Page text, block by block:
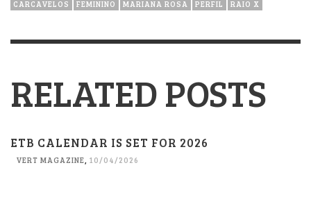
CARCAVELOS FEMININO MARIANA ROSA PERFIL RAIO X
RELATED POSTS
ETB CALENDAR IS SET FOR 2026
VERT MAGAZINE 10/04/2026